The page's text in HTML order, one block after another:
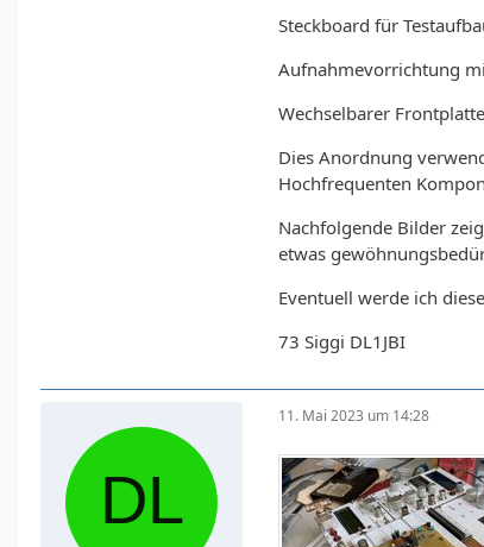
Steckboard für
Aufnahmevorrichtung
Wechselbarer
Dies Anordnung
Hochfrequenten
Nachfolgende Bilder
etwas
Eventuell werde ich
73 Siggi DL1JBI
11. Mai 2023 um 14:28